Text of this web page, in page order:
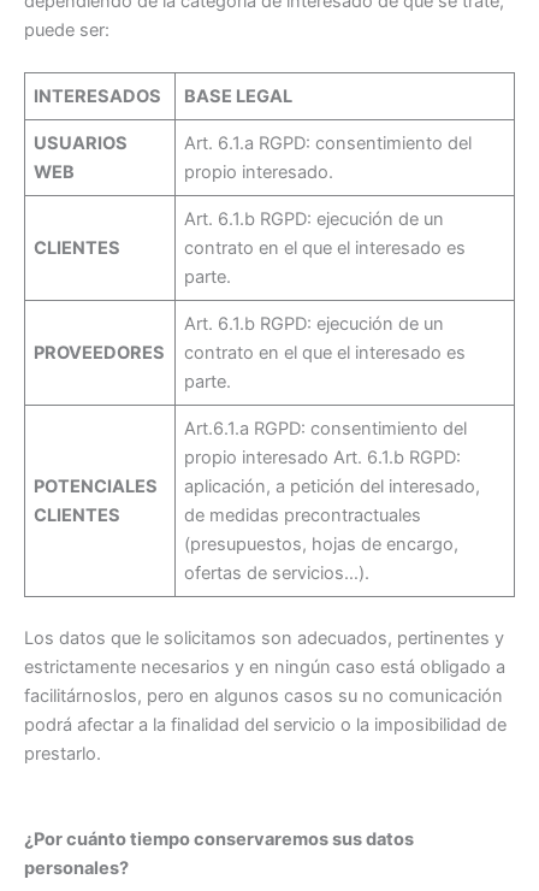
puede ser:
INTERESADOS BASE LEGAL
USUARIOS
WEB
Art. 6.1.a RGPD: consentimiento del
propio interesado.
CLIENTES
Art. 6.1.b RGPD: ejecución de un
contrato en el que el interesado es
parte.
PROVEEDORES
Art. 6.1.b RGPD: ejecución de un
contrato en el que el interesado es
parte.
POTENCIALES
CLIENTES
Art.6.1.a RGPD: consentimiento del
propio interesado Art. 6.1.b RGPD:
aplicación, a petición del interesado,
de medidas precontractuales
(presupuestos, hojas de encargo,
ofertas de servicios…).
Los datos que le solicitamos son adecuados, pertinentes y
estrictamente necesarios y en ningún caso está obligado a
facilitárnoslos, pero en algunos casos su no comunicación
podrá afectar a la finalidad del servicio o la imposibilidad de
prestarlo.
¿Por cuánto tiempo conservaremos sus datos
personales?